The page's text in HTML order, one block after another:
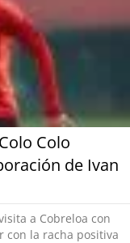
Colo
de Ivan
a Cobreloa con
con la racha positiva